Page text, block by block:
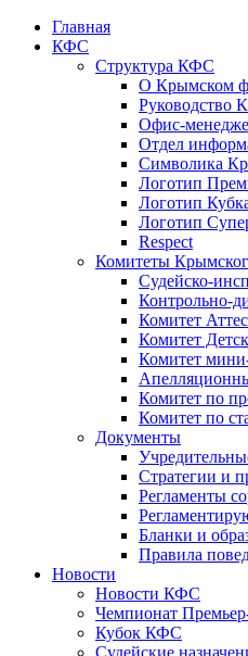
Главная
КФС
Структура КФС
О Крымском
Руководство
Офис-
Отдел
Символика
Логотип
Логотип
Логотип
Respect
Комитеты
Судейско-
Контрольно-
Комитет
Комитет
Комитет
Комитет по
Комитет по
Документы
Стратегии и
Регламенты
Бланки и
Правила
Новости
Новости КФС
Чемпионат
Кубок КФС
Судейские